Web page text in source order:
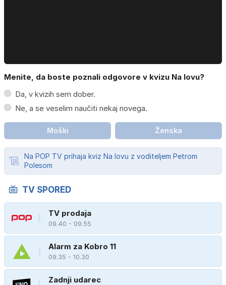
Menite, da boste poznali odgovore v kvizu Na lovu?
Da, v kvizih sem dober.
Ne, a se veselim naučiti nekaj novega.
Moški Ženska
Na POP TV prihaja kviz Na lovu z voditeljem Petrom
Polesom
TV SPORED
TV prodaja
09.40 - 09.55
Alarm za Kobro 11
09.35 - 10.30
Zadnji udarec